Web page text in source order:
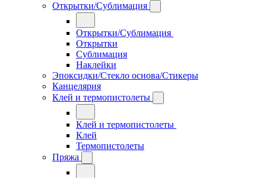
Открытки/Сублимация
Открытки/Сублимация
Открытки
Сублимация
Наклейки
Эпоксидки/Стекло основа/Стикеры
Канцелярия
Клей и термопистолеты
Клей и термопистолеты
Клей
Термопистолеты
Пряжа